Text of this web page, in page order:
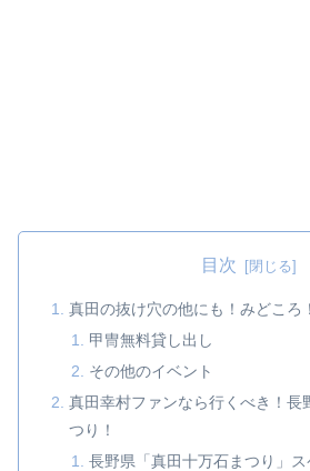
目次
真田の抜け穴の他にも！みどころ！
甲冑無料貸し出し
その他のイベント
真田幸村ファンなら行くべき！長
つり！
長野県「真田十万石まつり」